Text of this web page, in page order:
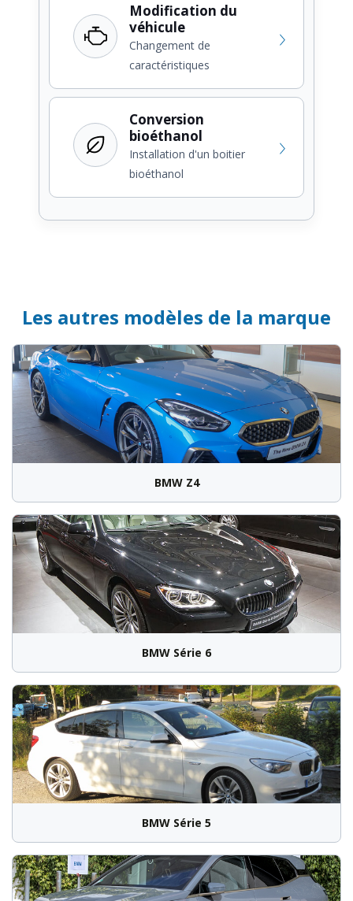
Modification du
véhicule
Changement de
caractéristiques
Conversion
bioéthanol
Installation d'un boitier
bioéthanol
Les autres modèles de la marque
BMW Z4
BMW Série 6
BMW Série 5